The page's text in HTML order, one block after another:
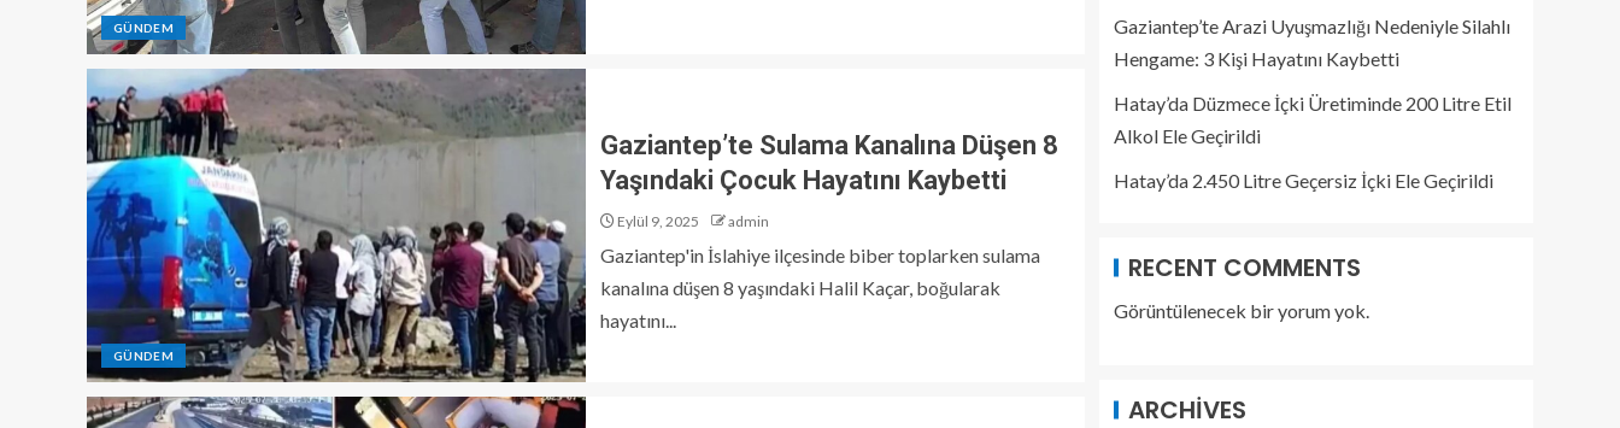
GÜNDEM
GÜNDEM
Gaziantep’te Sulama Kanalına Düşen 8
Yaşındaki Çocuk Hayatını Kaybetti
Eylül 9, 2025 admin
Gaziantep'in İslahiye ilçesinde biber toplarken sulama
kanalına düşen 8 yaşındaki Halil Kaçar, boğularak
hayatını...
Gaziantep’te Arazi Uyuşmazlığı Nedeniyle Silahlı
Hengame: 3 Kişi Hayatını Kaybetti
Hatay’da Düzmece İçki Üretiminde 200 Litre Etil
Alkol Ele Geçirildi
Hatay’da 2.450 Litre Geçersiz İçki Ele Geçirildi
RECENT COMMENTS
Görüntülenecek bir yorum yok.
ARCHIVES